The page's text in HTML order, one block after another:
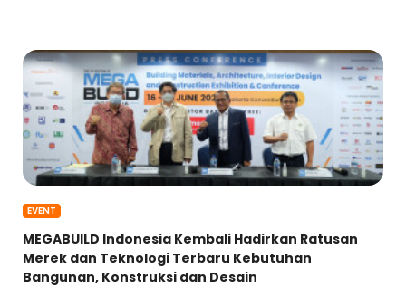
EVENT
MEGABUILD Indonesia Kembali Hadirkan Ratusan
Merek dan Teknologi Terbaru Kebutuhan
Bangunan, Konstruksi dan Desain